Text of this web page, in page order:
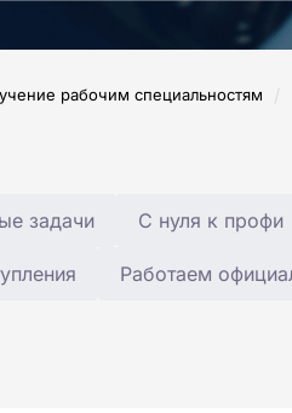
рабочим специальностям /
задачи С нуля к профи
Работаем